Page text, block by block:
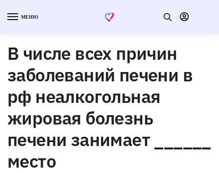
МЕНЮ
В числе всех причин
заболеваний печени в
рф неалкогольная
жировая болезнь
печени занимает ______
место